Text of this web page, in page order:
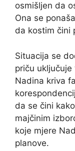
osmišljen da
Ona se
da kostim čini
Situacija se
priču
Nadina kriva
da se čini
majčinim
koje mjere
planove.